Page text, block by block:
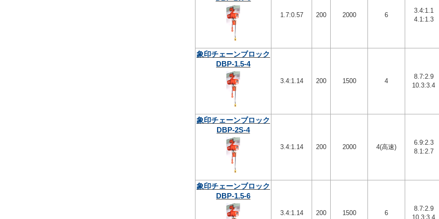
1.7:0.57 200 2000 6
3.4:1.1
4.1:1.3
象印チェーンブロック
DBP-1.5-4
3.4:1.14 200 1500 4
8.7:2.9
10.3:3.4
象印チェーンブロック
DBP-2S-4
3.4:1.14 200 2000 4(高速)
6.9:2.3
8.1:2.7
象印チェーンブロック
DBP-1.5-6
3.4:1.14 200 1500 6
8.7:2.9
10.3:3.4